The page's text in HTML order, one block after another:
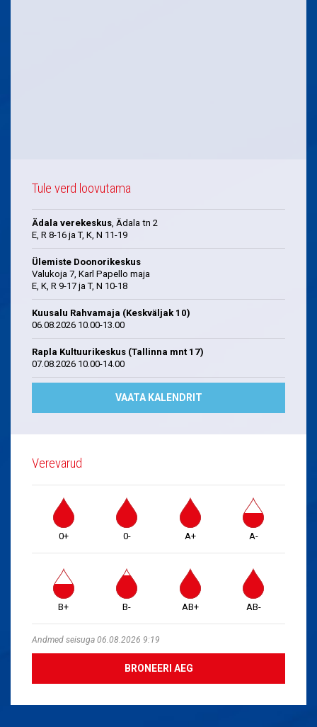
Tule verd loovutama
Ädala verekeskus, Ädala tn 2
E, R 8-16 ja T, K, N 11-19
Ülemiste Doonorikeskus
Valukoja 7, Karl Papello maja
E, K, R 9-17 ja T, N 10-18
Kuusalu Rahvamaja (Keskväljak 10)
06.08.2026 10.00-13.00
Rapla Kultuurikeskus (Tallinna mnt 17)
07.08.2026 10.00-14.00
VAATA KALENDRIT
Verevarud
0+ 0- A+ A-
B+ B- AB+ AB-
Andmed seisuga 06.08.2026 9:19
BRONEERI AEG